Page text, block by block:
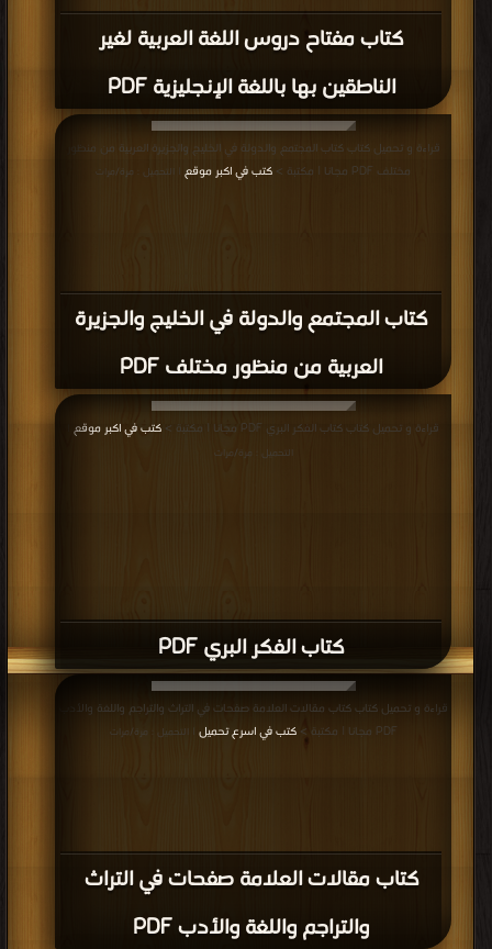
كتاب مفتاح دروس اللغة العربية لغير
الناطقين بها باللغة الإنجليزية PDF
كتاب المجتمع والدولة في الخليج والجزيرة
العربية من منظور مختلف PDF
قراءة و تحميل كتاب كتاب المجتمع والدولة في الخليج والجزيرة العربية من منظور
مختلف PDF مجانا | مكتبة >
كتب في اكبر موقع | التحميل : مرة/مرات
كتاب الفكر البري PDF
قراءة و تحميل كتاب كتاب الفكر البري PDF مجانا | مكتبة > كتب في اكبر موقع
التحميل : مرة/مرات
كتاب مقالات العلامة صفحات في التراث
والتراجم واللغة والأدب PDF
قراءة و تحميل كتاب كتاب مقالات العلامة صفحات في التراث والتراجم واللغة والأدب
PDF مجانا | مكتبة >
كتب في اسرع تحميل | التحميل : مرة/مرات